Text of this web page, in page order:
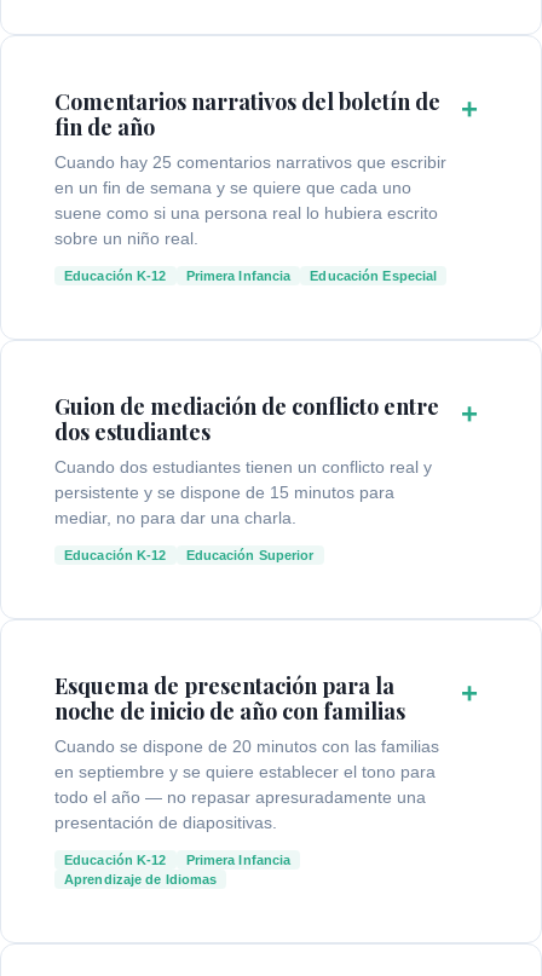
Comentarios narrativos del boletín de
fin de año
Cuando hay 25 comentarios narrativos que escribir
en un fin de semana y se quiere que cada uno
suene como si una persona real lo hubiera escrito
sobre un niño real.
Educación K-12 Primera Infancia Educación Especial
+
Guion de mediación de conflicto entre
dos estudiantes
Cuando dos estudiantes tienen un conflicto real y
persistente y se dispone de 15 minutos para
mediar, no para dar una charla.
Educación K-12 Educación Superior
+
Esquema de presentación para la
noche de inicio de año con familias
Cuando se dispone de 20 minutos con las familias
en septiembre y se quiere establecer el tono para
todo el año — no repasar apresuradamente una
presentación de diapositivas.
Educación K-12
Primera Infancia
Aprendizaje de Idiomas
+